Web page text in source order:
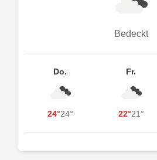
Bedeckt
Do.
24°24°
Fr.
22°21°